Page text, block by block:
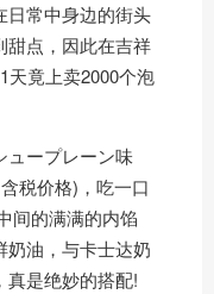
日常中身边的街头
甜点，因此在吉祥
天竟上卖2000个泡
ュープレーン味
税价格)，吃一口
间的满满的内馅
奶油，与卡士达奶
真是绝妙的搭配!